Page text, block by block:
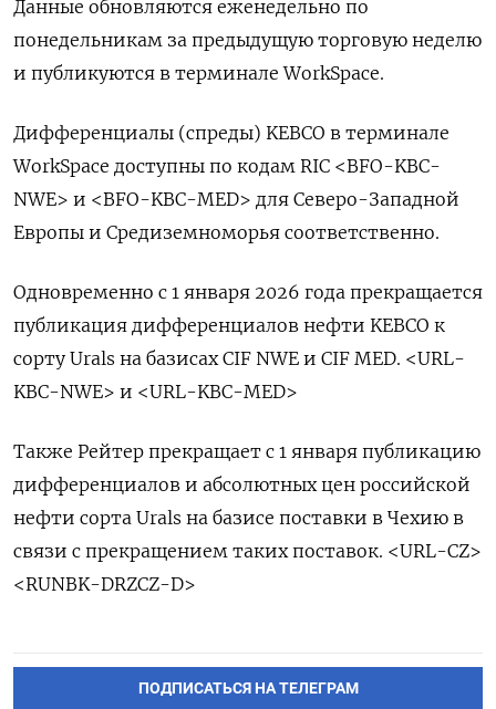
Данные ⁠обновляются еженедельно по
понедельникам за предыдущую торговую неделю
⁠и публикуются в терминале WorkSpace.
Дифференциалы (спреды) KEBCO ‌в терминале
WorkSpace доступны по ‍кодам RIC <BFO-KBC-‌
NWE> и <BFO-​KBC-MED> для Северо-Западной
Европы и Средиземноморья соответственно.
Одновременно с 1 ⁠января 2026 года ‍прекращается
публикация дифференциалов нефти KEBCO к
‌сорту Urals на базисах CIF NWE и CIF MED. <URL-
KBC-NWE> и <URL-KBC-MED>
Также Рейтер прекращает с 1 ‍января публикацию
‍дифференциалов и абсолютных цен российской
нефти сорта Urals на ‍базисе поставки в Чехию в
связи с прекращением таких поставок. <⁠URL-CZ>
<RUNBK-DRZCZ-D>
ПОДПИСАТЬСЯ НА ТЕЛЕГРАМ